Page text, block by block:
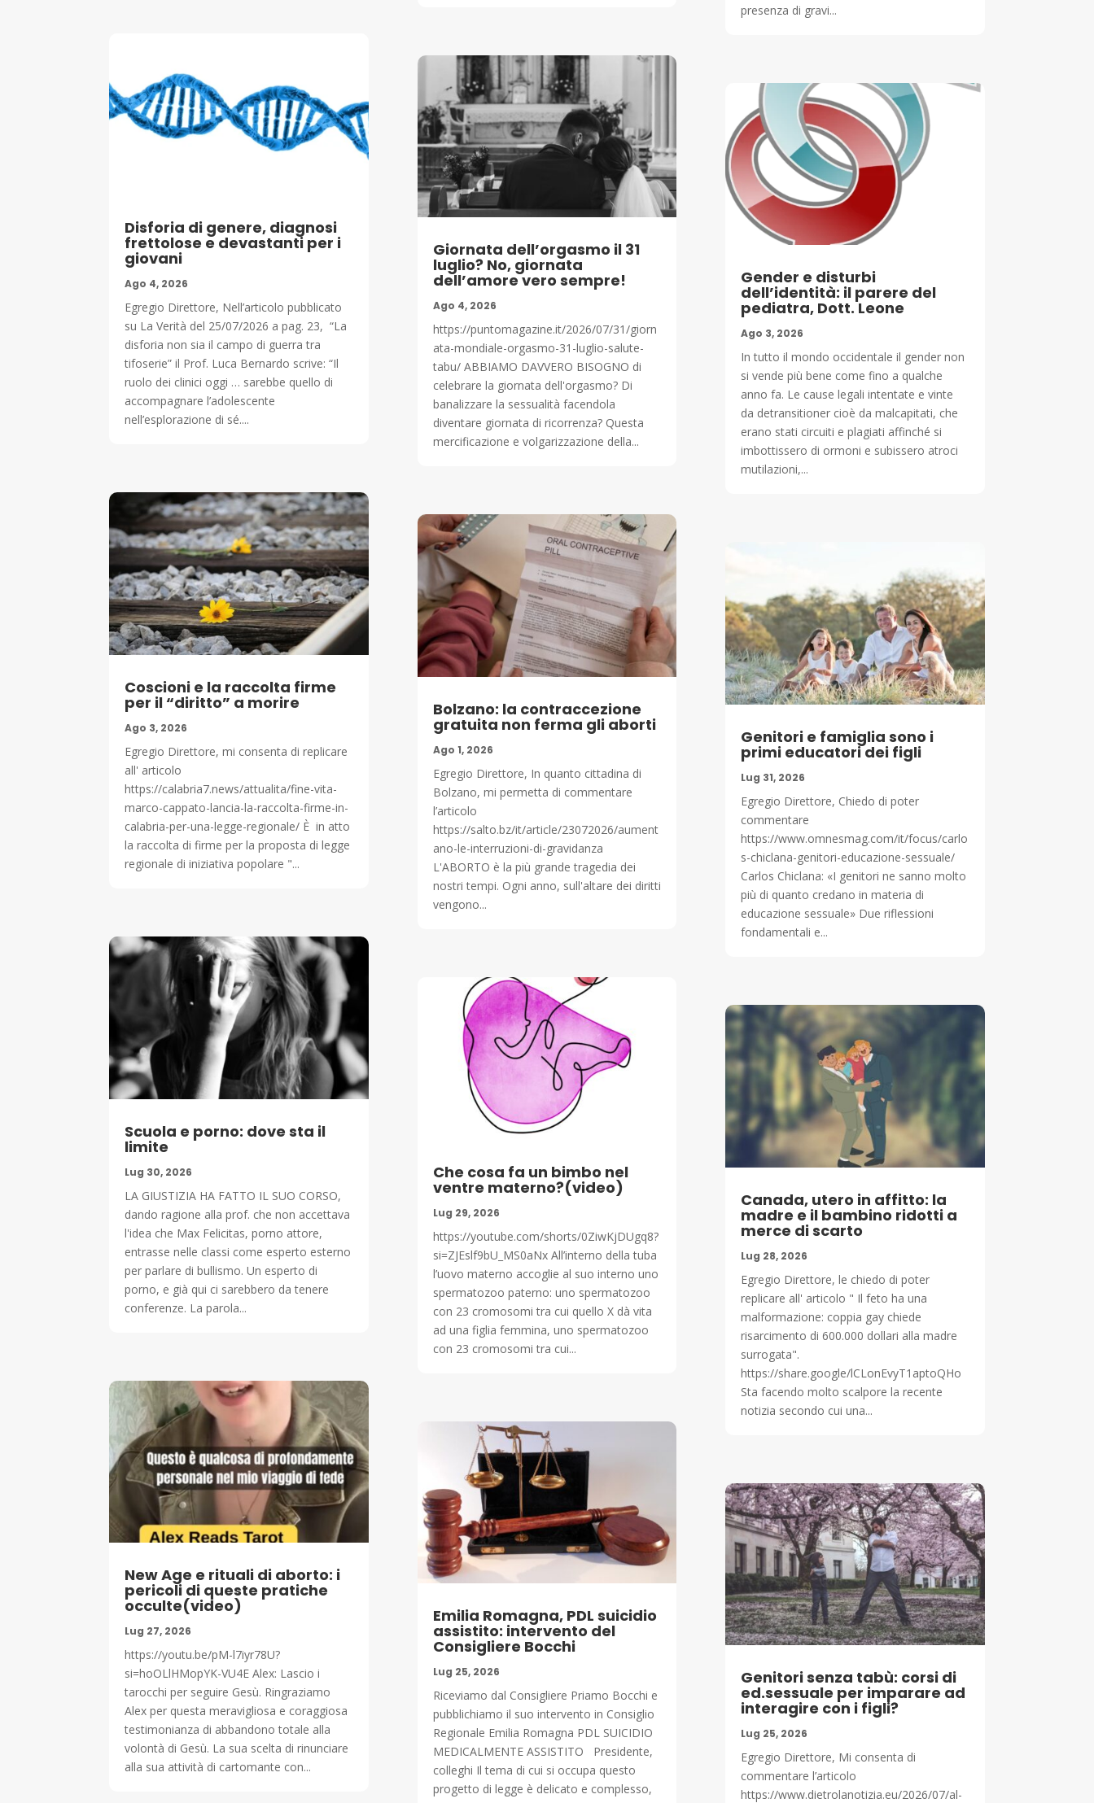
Disforia di genere, diagnosi
frettolose e devastanti per i
giovani
Ago 4, 2026
Egregio Direttore, Nell’articolo pubblicato
su La Verità del 25/07/2026 a pag. 23, “La
disforia non sia il campo di guerra tra
tifoserie” il Prof. Luca Bernardo scrive: “Il
ruolo dei clinici oggi … sarebbe quello di
accompagnare l’adolescente
nell’esplorazione di sé....
Coscioni e la raccolta firme
per il “diritto” a morire
Ago 3, 2026
Egregio Direttore, mi consenta di replicare
all' articolo
https://calabria7.news/attualita/fine-vita-
marco-cappato-lancia-la-raccolta-firme-in-
calabria-per-una-legge-regionale/ È in atto
la raccolta di firme per la proposta di legge
regionale di iniziativa popolare "...
Scuola e porno: dove sta il
limite
Lug 30, 2026
LA GIUSTIZIA HA FATTO IL SUO CORSO,
dando ragione alla prof. che non accettava
l'idea che Max Felicitas, porno attore,
entrasse nelle classi come esperto esterno
per parlare di bullismo. Un esperto di
porno, e già qui ci sarebbero da tenere
conferenze. La parola...
New Age e rituali di aborto: i
pericoli di queste pratiche
occulte(video)
Lug 27, 2026
https://youtu.be/pM-l7iyr78U?
si=hoOLlHMopYK-VU4E Alex: Lascio i
tarocchi per seguire Gesù. Ringraziamo
Alex per questa meravigliosa e coraggiosa
testimonianza di abbandono totale alla
volontà di Gesù. La sua scelta di rinunciare
alla sua attività di cartomante con...
Giornata dell’orgasmo il 31
luglio? No, giornata
dell’amore vero sempre!
Ago 4, 2026
https://puntomagazine.it/2026/07/31/giorn
ata-mondiale-orgasmo-31-luglio-salute-
tabu/ ABBIAMO DAVVERO BISOGNO di
celebrare la giornata dell'orgasmo? Di
banalizzare la sessualità facendola
diventare giornata di ricorrenza? Questa
mercificazione e volgarizzazione della...
Bolzano: la contraccezione
gratuita non ferma gli aborti
Ago 1, 2026
Egregio Direttore, In quanto cittadina di
Bolzano, mi permetta di commentare
l’articolo
https://salto.bz/it/article/23072026/aument
ano-le-interruzioni-di-gravidanza
L'ABORTO è la più grande tragedia dei
nostri tempi. Ogni anno, sull'altare dei diritti
vengono...
Che cosa fa un bimbo nel
ventre materno?(video)
Lug 29, 2026
https://youtube.com/shorts/0ZiwKjDUgq8?
si=ZJEslf9bU_MS0aNx All’interno della tuba
l’uovo materno accoglie al suo interno uno
spermatozoo paterno: uno spermatozoo
con 23 cromosomi tra cui quello X dà vita
ad una figlia femmina, uno spermatozoo
con 23 cromosomi tra cui...
Emilia Romagna, PDL suicidio
assistito: intervento del
Consigliere Bocchi
Lug 25, 2026
Riceviamo dal Consigliere Priamo Bocchi e
pubblichiamo il suo intervento in Consiglio
Regionale Emilia Romagna PDL SUICIDIO
MEDICALMENTE ASSISTITO Presidente,
colleghi Il tema di cui si occupa questo
progetto di legge è delicato e complesso,
presenza di gravi...
Gender e disturbi
dell’identità: il parere del
pediatra, Dott. Leone
Ago 3, 2026
In tutto il mondo occidentale il gender non
si vende più bene come fino a qualche
anno fa. Le cause legali intentate e vinte
da detransitioner cioè da malcapitati, che
erano stati circuiti e plagiati affinché si
imbottissero di ormoni e subissero atroci
mutilazioni,...
Genitori e famiglia sono i
primi educatori dei figli
Lug 31, 2026
Egregio Direttore, Chiedo di poter
commentare
https://www.omnesmag.com/it/focus/carlo
s-chiclana-genitori-educazione-sessuale/
Carlos Chiclana: «I genitori ne sanno molto
più di quanto credano in materia di
educazione sessuale» Due riflessioni
fondamentali e...
Canada, utero in affitto: la
madre e il bambino ridotti a
merce di scarto
Lug 28, 2026
Egregio Direttore, le chiedo di poter
replicare all' articolo " Il feto ha una
malformazione: coppia gay chiede
risarcimento di 600.000 dollari alla madre
surrogata".
https://share.google/lCLonEvyT1aptoQHo
Sta facendo molto scalpore la recente
notizia secondo cui una...
Genitori senza tabù: corsi di
ed.sessuale per imparare ad
interagire con i figli?
Lug 25, 2026
Egregio Direttore, Mi consenta di
commentare l’articolo
https://www.dietrolanotizia.eu/2026/07/al-